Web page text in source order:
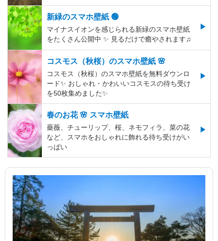
新緑のスマホ壁紙 🟢
マイナスイオンを感じられる新緑のスマホ壁紙
をたくさん公開中 ✨ 見るだけで癒やされます♫
コスモス（秋桜）のスマホ壁紙 🌸
コスモス（秋桜）のスマホ壁紙を無料ダウンロ
ード✨️ おしゃれ・かわいいコスモスの待ち受け
を50枚集めました✨️
春のお花 🌸 スマホ壁紙
薔薇、チューリップ、桜、ネモフィラ、菜の花
など、スマホをおしゃれに飾れる待ち受けがい
っぱい